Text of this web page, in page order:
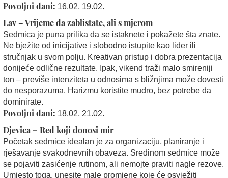
Povoljni dani: 16.02, 19.02.
Lav – Vrijeme da zablistate, ali s mjerom
Sedmica je puna prilika da se istaknete i pokažete šta znate.
Ne bježite od inicijative i slobodno istupite kao lider ili
stručnjak u svom polju. Kreativan pristup i dobra prezentacija
donijeće odlične rezultate. Ipak, vikend traži malo smireniji
ton – previše intenziteta u odnosima s bližnjima može dovesti
do nesporazuma. Harizmu koristite mudro, bez potrebe da
dominirate.
Povoljni dani: 18.02, 21.02.
Djevica – Red koji donosi mir
Početak sedmice idealan je za organizaciju, planiranje i
rješavanje svakodnevnih obaveza. Sredinom sedmice može
se pojaviti zasićenje rutinom, ali nemojte praviti nagle rezove.
Umjesto toga, unesite male promjene koje će osvježiti